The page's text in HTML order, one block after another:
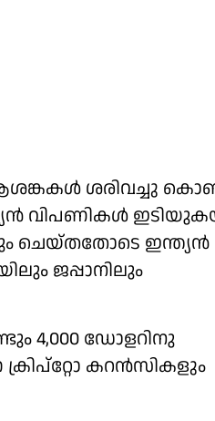
ശരിവച്ചു
വിപണികള്‍
ചെയ്തതോടെ ഇന്ത്യന്‍
ജപ്പാനിലും
4,000 ഡോളറിനു
കറന്‍സികളും